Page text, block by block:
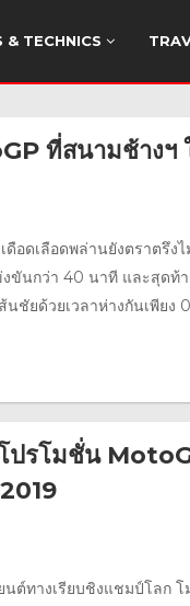
& TECHNICS
ที่สนามช้างฯ
อดเลือดพล่านยังตราตรึง
นกว่า 40 นาที และสุดท้า
ชัยด้วยเวลาห่างกันเพียง
ปรโมชั่น
ต์ทางเรียบชิงแชมป์โลก